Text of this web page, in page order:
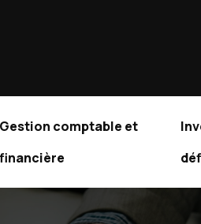
Gestion comptable et
financière